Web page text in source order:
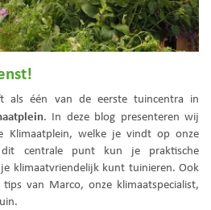
als één van de eerste tuincentra in
. In deze blog presenteren wij
Klimaatplein, welke je vindt op onze
centrale punt kun je praktische
klimaatvriendelijk kunt tuinieren. Ook
van Marco, onze klimaatspecialist,